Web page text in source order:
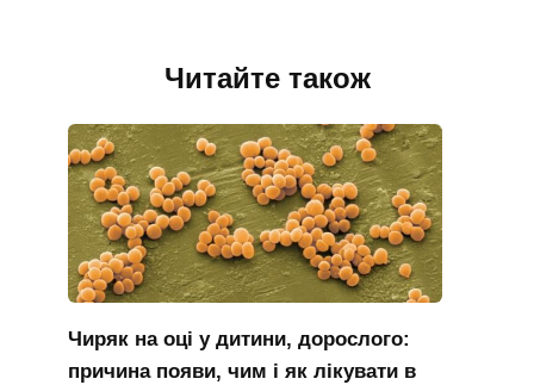
Читайте також
Чиряк на оці у дитини, дорослого:
причина появи, чим і як лікувати в